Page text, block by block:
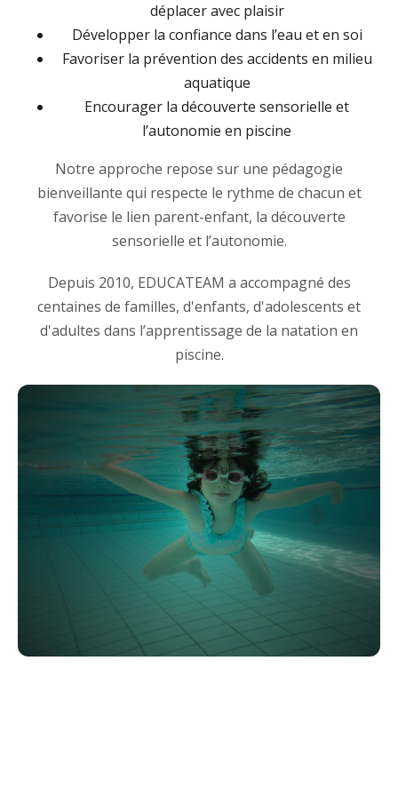
déplacer avec plaisir
Développer la confiance dans l’eau et en soi
Favoriser la prévention des accidents en milieu
aquatique
Encourager la découverte sensorielle et
l’autonomie en piscine
Notre approche repose sur une pédagogie
bienveillante qui respecte le rythme de chacun et
favorise le lien parent-enfant, la découverte
sensorielle et l’autonomie.
Depuis 2010, EDUCATEAM a accompagné des
centaines de familles, d'enfants, d'adolescents et
d'adultes dans l’apprentissage de la natation en
piscine.